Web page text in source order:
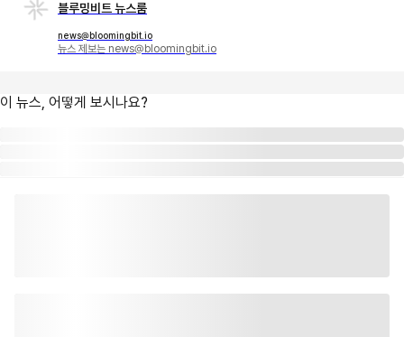
블루밍비트 뉴스룸
news@bloomingbit.io
뉴스 제보는 news@bloomingbit.io
이 뉴스, 어떻게 보시나요?